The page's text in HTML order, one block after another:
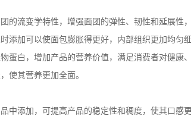
的流变学特性，增强面团的弹性、韧性和延展性
添加可以使面包膨胀得更好，内部组织更加均匀
蛋白，增加产品的营养价值，满足消费者对健康
使其营养更加全面。
中添加，可提高产品的稳定性和稠度，使其口感